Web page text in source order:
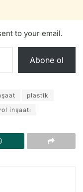
to your email.
Abone ol
plastik
inşaatı